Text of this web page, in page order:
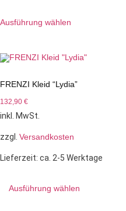
Ausführung wählen
FRENZI Kleid “Lydia”
132,90 €
inkl. MwSt.
zzgl. Versandkosten
Lieferzeit: ca. 2-5 Werktage
Ausführung wählen